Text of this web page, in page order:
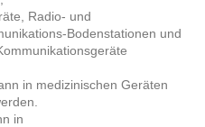
Radio- und
Bodenstationen und
in medizinischen Geräten
in